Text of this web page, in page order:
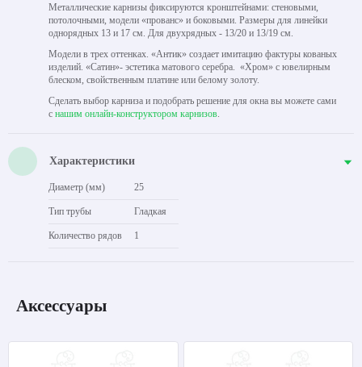
Металлические карнизы фиксируются кронштейнами: стеновыми,
потолочными, модели «прованс» и боковыми. Размеры для линейки
однорядных 13 и 17 см. Для двухрядных - 13/20 и 13/19 см.
Модели в трех оттенках. «Антик» создает имитацию фактуры кованых
изделий. «Сатин»- эстетика матового серебра. «Хром» с ювелирным
блеском, свойственным платине или белому золоту.
Сделать выбор карниза и подобрать решение для окна вы можете сами
с нашим онлайн-конструктором карнизов.
Характеристики
Диаметр (мм) 25
Тип трубы Гладкая
Количество рядов 1
Аксессуары